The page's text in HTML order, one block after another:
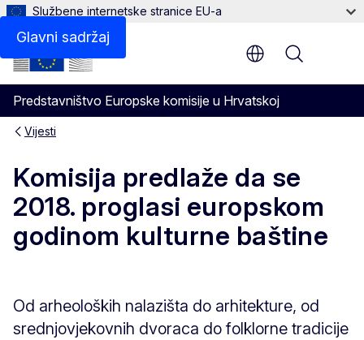
Glavni sadržaj
Službene internetske stranice EU-a
Predstavništvo Europske komisije u Hrvatskoj
Menu
Vijesti
Komisija predlaže da se
2018. proglasi europskom
godinom kulturne baštine
Od arheoloških nalazišta do arhitekture, od
srednjovjekovnih dvoraca do folklorne tradicije